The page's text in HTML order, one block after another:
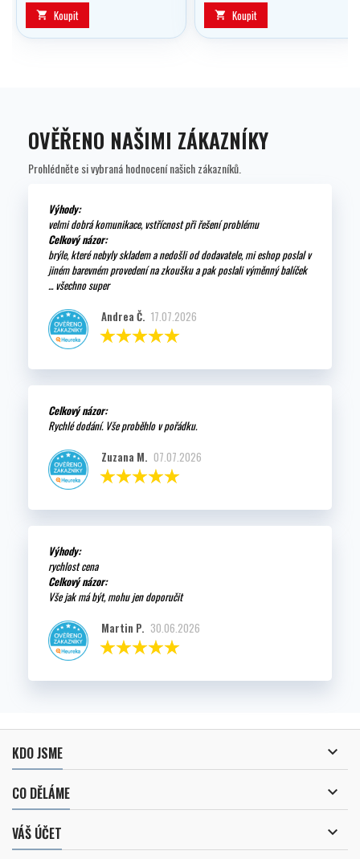
 Koupit  Koupit
OVĚŘENO NAŠIMI ZÁKAZNÍKY
Prohlédněte si vybraná hodnocení našich zákazníků.
Výhody:
velmi dobrá komunikace, vstřícnost při řešení problému
Celkový názor:
brýle, které nebyly skladem a nedošli od dodavatele, mi eshop poslal v
jiném barevném provedení na zkoušku a pak poslali výměnný balíček
... všechno super
Andrea Č. 17.07.2026
Celkový názor:
Rychlé dodání. Vše proběhlo v pořádku.
Zuzana M. 07.07.2026
Výhody:
rychlost cena
Celkový názor:
Vše jak má být, mohu jen doporučit
Martin P. 30.06.2026
KDO JSME 
CO DĚLÁME 
VÁŠ ÚČET 